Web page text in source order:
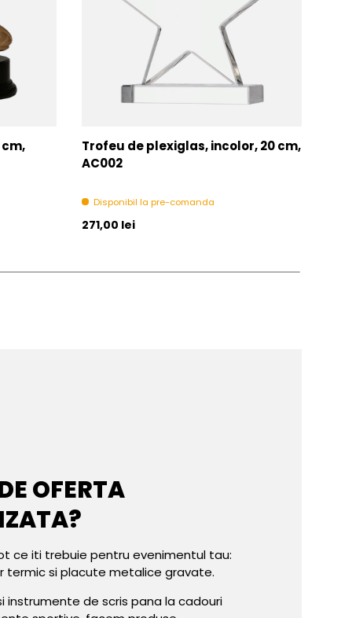
Trofeu de plexiglas, incolor, 20 cm,
AC002
Disponibil la pre-comanda
Pret initial
271,00 lei
OFERTA
ce iti trebuie pentru evenimentul tau:
termic si placute metalice gravate.
instrumente de scris pana la cadouri